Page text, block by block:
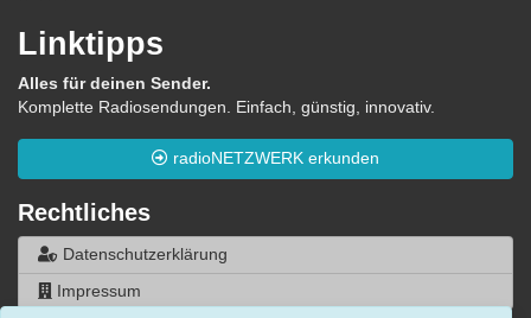
Linktipps
Alles für deinen Sender.
Komplette Radiosendungen. Einfach, günstig, innovativ.
radioNETZWERK erkunden
Rechtliches
Datenschutzerklärung
Impressum